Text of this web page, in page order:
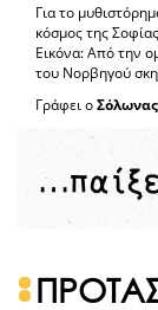
Για το
κόσμος της
Εικόνα: Από την
του Νορβηγού
Γράφει ο